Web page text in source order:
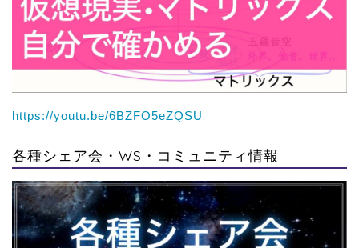
https://youtu.be/6BZFO5eZQSU
各種シェア会・WS・コミュニティ情報